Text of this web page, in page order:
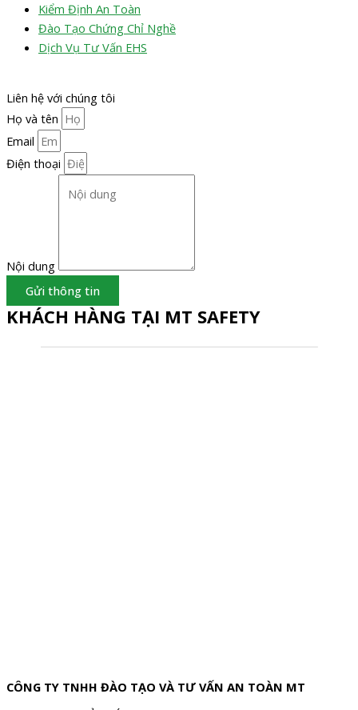
Kiểm Định An Toàn
Đào Tạo Chứng Chỉ Nghề
Dịch Vụ Tư Vấn EHS
Liên hệ với chúng tôi
Họ và tên
Email
Điện thoại
Nội dung
Gửi thông tin
KHÁCH HÀNG TẠI MT SAFETY
CÔNG TY TNHH ĐÀO TẠO VÀ TƯ VẤN AN TOÀN MT